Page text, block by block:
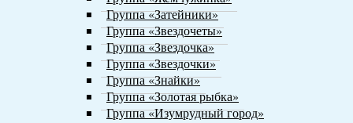
Группа «Затейники»
Группа «Звездочеты»
Группа «Звездочка»
Группа «Звездочки»
Группа «Знайки»
Группа «Золотая рыбка»
Группа «Изумрудный город»